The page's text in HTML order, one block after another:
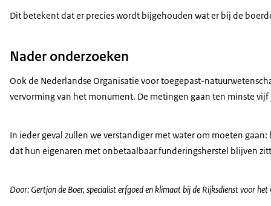
Dit betekent dat er precies wordt bijgehouden wat er bij de
Nader onderzoeken
Ook de Nederlandse Organisatie voor toegepast-
vervorming van het monument. De metingen gaan ten minste
In ieder geval zullen we verstandiger met water om moeten
dat hun eigenaren met onbetaalbaar funderingsherstel blijven
Door: Gertjan de Boer, specialist erfgoed en klimaat bij de Rijksdienst voor